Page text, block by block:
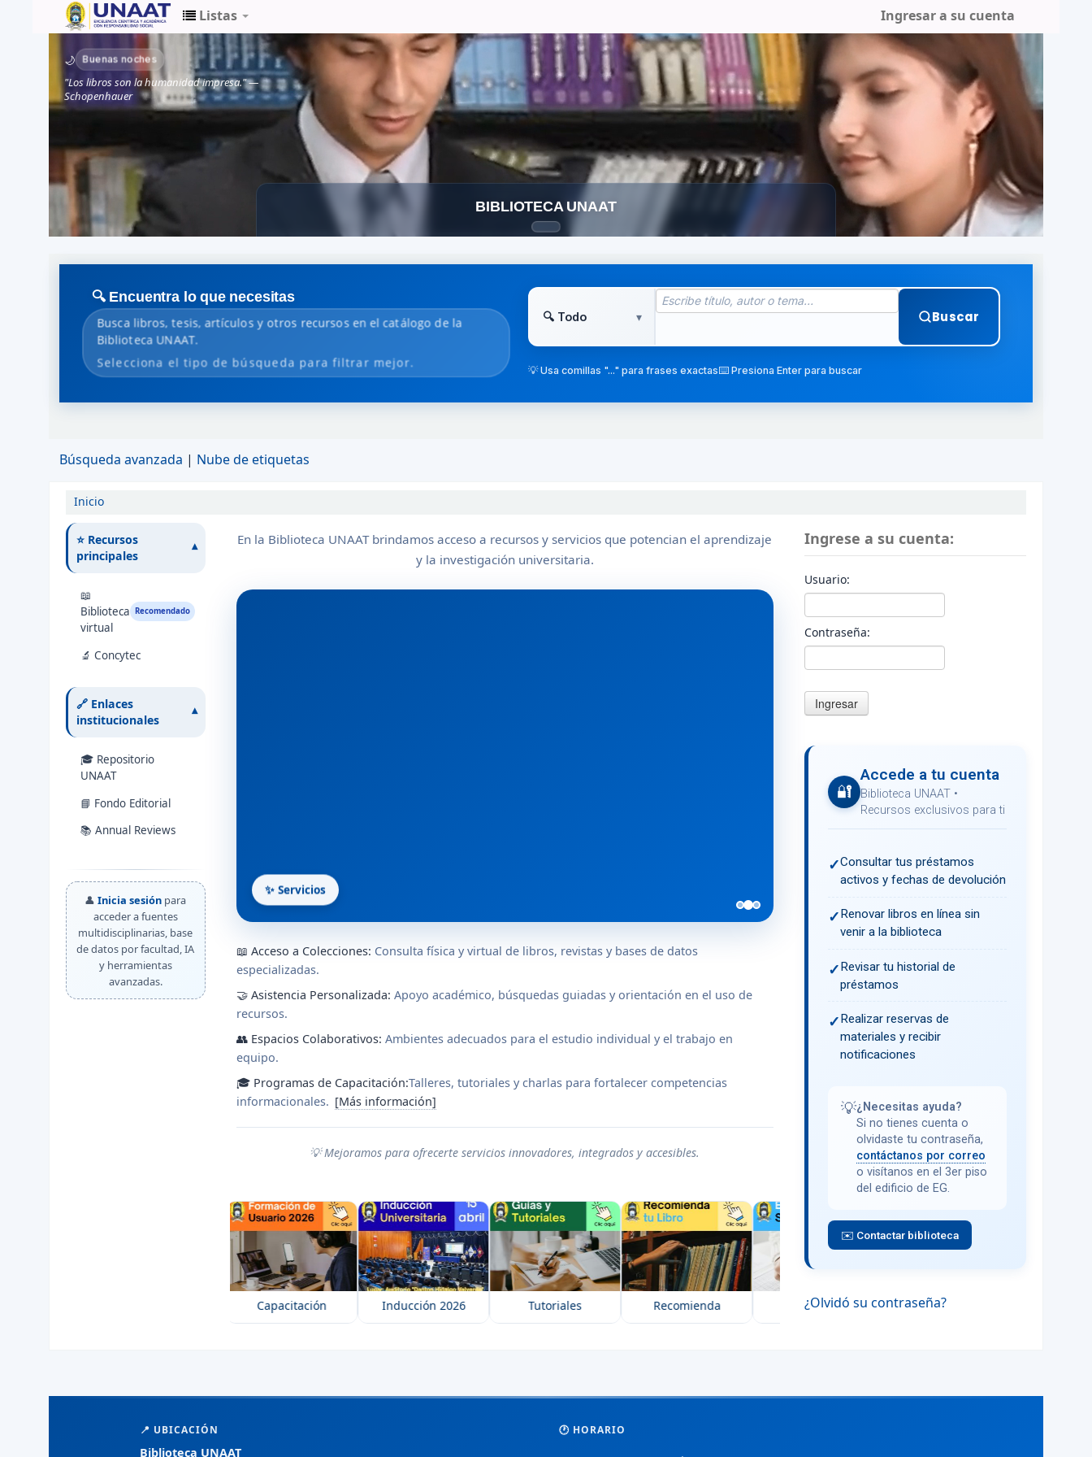
Biblioteca
Unaat
Listas Ingresar a su cuenta
🌙 Buenas noches
"Los libros son la humanidad impresa." —
Schopenhauer
BIBLIOTECA UNAAT
🔍 Encuentra lo que necesitas
Busca libros, tesis, artículos y otros recursos en el catálogo de la
Biblioteca UNAAT.
Selecciona el tipo de búsqueda para filtrar mejor.
Buscar
💡 Usa comillas "..." para frases exactas⌨️ Presiona Enter para buscar
Búsqueda avanzada Nube de etiquetas
Inicio
⭐ Recursos
principales
▾
📖
Biblioteca
virtual
Recomendado
🔬 Concytec
🔗 Enlaces
institucionales
▾
🎓 Repositorio
UNAAT
📘 Fondo Editorial
📚 Annual Reviews
👤Inicia sesión para
acceder a fuentes
multidisciplinarias, base
de datos por facultad, IA
y herramientas
avanzadas.
En la Biblioteca UNAAT brindamos acceso a recursos y servicios que potencian el aprendizaje
y la investigación universitaria.
✨ Servicios
📖 Acceso a Colecciones: Consulta física y virtual de libros, revistas y bases de datos
especializadas.
🤝 Asistencia Personalizada: Apoyo académico, búsquedas guiadas y orientación en el uso de
recursos.
👥 Espacios Colaborativos: Ambientes adecuados para el estudio individual y el trabajo en
equipo.
🎓 Programas de Capacitación:Talleres, tutoriales y charlas para fortalecer competencias
informacionales. [Más información]
💡 Mejoramos para ofrecerte servicios innovadores, integrados y accesibles.
Capacitación Inducción 2026 Tutoriales Recomienda Encuesta Reglamento
Ingrese a su cuenta:
Usuario:
Contraseña:
🔐
Accede a tu cuenta
Biblioteca UNAAT •
Recursos exclusivos para ti
✓Consultar tus préstamos
activos y fechas de devolución
✓ Renovar libros en línea sin
venir a la biblioteca
✓Revisar tu historial de
préstamos
✓Realizar reservas de
materiales y recibir
notificaciones
💡¿Necesitas ayuda?
Si no tienes cuenta o
olvidaste tu contraseña,
contáctanos por correo
o visítanos en el 3er piso
del edificio de EG.
✉️ Contactar biblioteca
¿Olvidó su contraseña?
📍 UBICACIÓN
Biblioteca UNAAT
🕐 HORARIO